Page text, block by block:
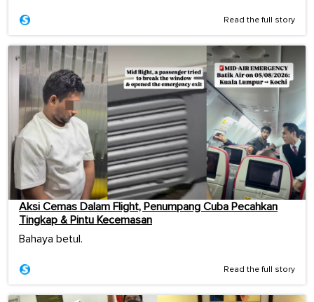
Read the full story
Aksi Cemas Dalam Flight, Penumpang Cuba Pecahkan
Tingkap & Pintu Kecemasan
Bahaya betul.
Read the full story